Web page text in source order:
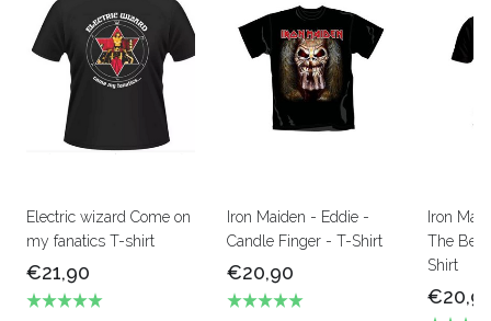
Electric wizard Come on
my fanatics T-shirt
€21,90
Iron Maiden - Eddie -
Candle Finger - T-Shirt
€20,90
Iron
The
Shirt